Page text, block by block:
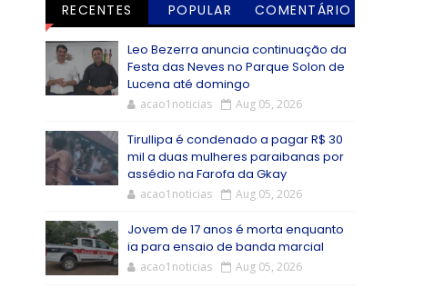
RECENTES POPULAR
COMENTÁRIO
Leo Bezerra anuncia continuação da
Festa das Neves no Parque Solon de
Lucena até domingo
acao1noticias Aug 05, 2026
Tirullipa é condenado a pagar R$ 30
mil a duas mulheres paraibanas por
assédio na Farofa da Gkay
acao1noticias Aug 05, 2026
Jovem de 17 anos é morta enquanto
ia para ensaio de banda marcial
acao1noticias Aug 05, 2026